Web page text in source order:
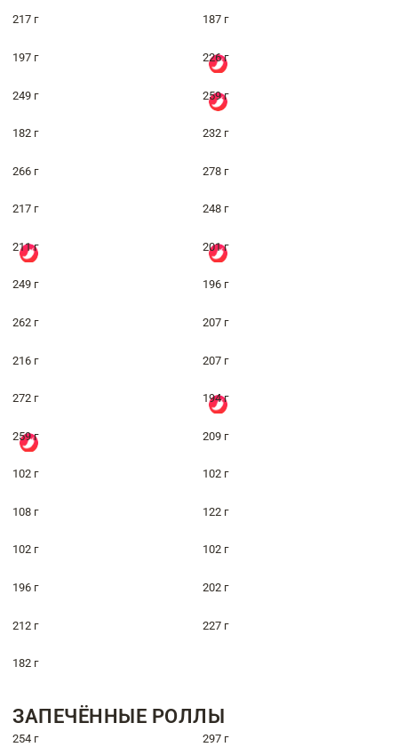
217 г 187 г
197 г 226 г
249 г 259 г
182 г 232 г
266 г 278 г
217 г 248 г
211 г 201 г
249 г 196 г
262 г 207 г
216 г 207 г
272 г 194 г
259 г 209 г
102 г 102 г
108 г 122 г
102 г 102 г
196 г 202 г
212 г 227 г
182 г
ЗАПЕЧЁННЫЕ РОЛЛЫ
254 г 297 г